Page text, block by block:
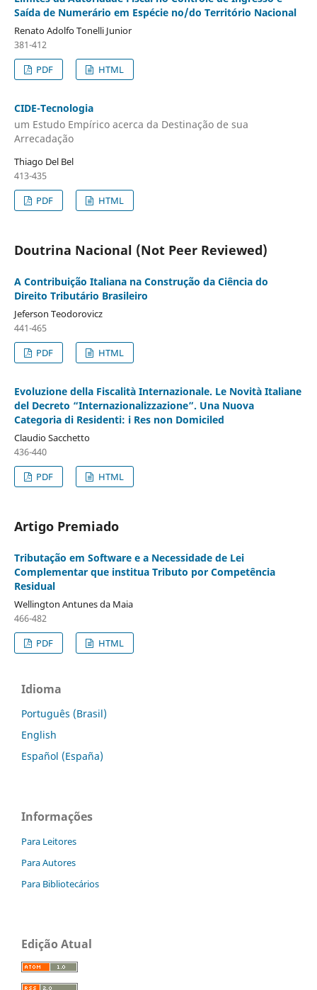
Saída de Numerário em Espécie no/do Território Nacional
Renato Adolfo Tonelli Junior
381-412
PDF
HTML
CIDE-Tecnologia
um Estudo Empírico acerca da Destinação de sua
Arrecadação
Thiago Del Bel
413-435
PDF
HTML
Doutrina Nacional (Not Peer Reviewed)
A Contribuição Italiana na Construção da Ciência do
Direito Tributário Brasileiro
Jeferson Teodorovicz
441-465
PDF
HTML
Evoluzione della Fiscalità Internazionale. Le Novità Italiane
del Decreto “Internazionalizzazione”. Una Nuova
Categoria di Residenti: i Res non Domiciled
Claudio Sacchetto
436-440
PDF
HTML
Artigo Premiado
Tributação em Software e a Necessidade de Lei
Complementar que institua Tributo por Competência
Residual
Wellington Antunes da Maia
466-482
PDF
HTML
Idioma
Português (Brasil)
English
Español (España)
Informações
Para Leitores
Para Autores
Para Bibliotecários
Edição Atual